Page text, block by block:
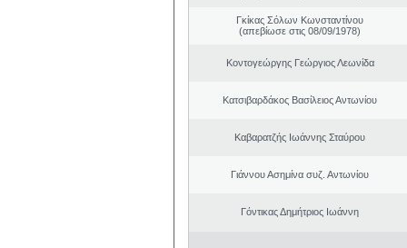
Γκίκας Σόλων Κωνσταντίνου
(απεβίωσε στις 08/09/1978)
Κοντογεώργης Γεώργιος Λεωνίδα
Κατσιβαρδάκος Βασίλειος Αντωνίου
Καβαρατζής Ιωάννης Σταύρου
Γιάννου Ασημίνα συζ. Αντωνίου
Γόντικας Δημήτριος Ιωάννη